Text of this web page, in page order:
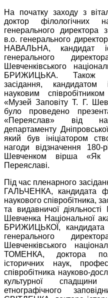
На початку заходу з
доктор філологічних
генерального директора
в.о. генерального
НАВАЛЬНА, кандидат
генерального
Шевченківського
БРИЖИЦЬКА. Також
засідання, кандидатом
науковим
«Музей Заповіту Т. Г.
було проведено
«Переяслав» від
департаменту
який був ініціатором
нагоди відзначення
Шевченком вірша
Переяславі.
Під час пленарного
ГАЛЬЧЕНКА, кандидата
наукового співробітника,
та видавничої діяльності
Шевченка Національної
БРИЖИЦЬКОЇ, кандидата
генерального
Шевченківського
ТОМЕНКА, доктора
історичних наук,
співробітника науково-
культурної спадщини
етнографічного